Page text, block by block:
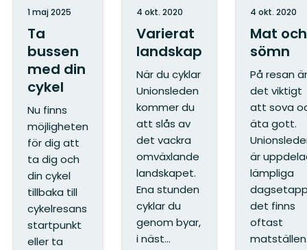
Ta
bussen
med din
cykel
1 maj 2025
Nu finns
möjligheten
för dig att
ta dig och
din cykel
tillbaka till
cykelresans
startpunkt
eller ta
Varierat
landskap
4 okt. 2020
När du cyklar
Unionsleden
kommer du
att slås av
det vackra
omväxlande
landskapet.
Ena stunden
cyklar du
genom byar,
i näst...
Mat och
sömn
4 okt. 2020
På resan är
det viktigt
att sova
äta gott.
är
lämpliga
det finns
oftast